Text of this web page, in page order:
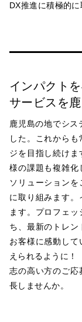
DX推進に積極的に
インパクト
サービスを
鹿児島の地でシ
した。これから
ジを目指し続け
様の課題も複雑化
ソリューション
に取り組みます
ます。プロフェ
ち、最新のトレン
お客様に感動し
えられるように！
志の高い方のご
長しませんか。